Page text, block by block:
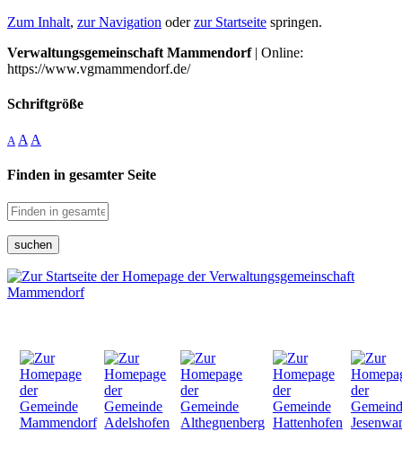
Zum Inhalt, zur Navigation oderzur Startseite springen.
Verwaltungsgemeinschaft Mammendorf| Online:
https://www.vgmammendorf.de/
Schriftgröße
A A A
Finden in gesamter Seite
suchen